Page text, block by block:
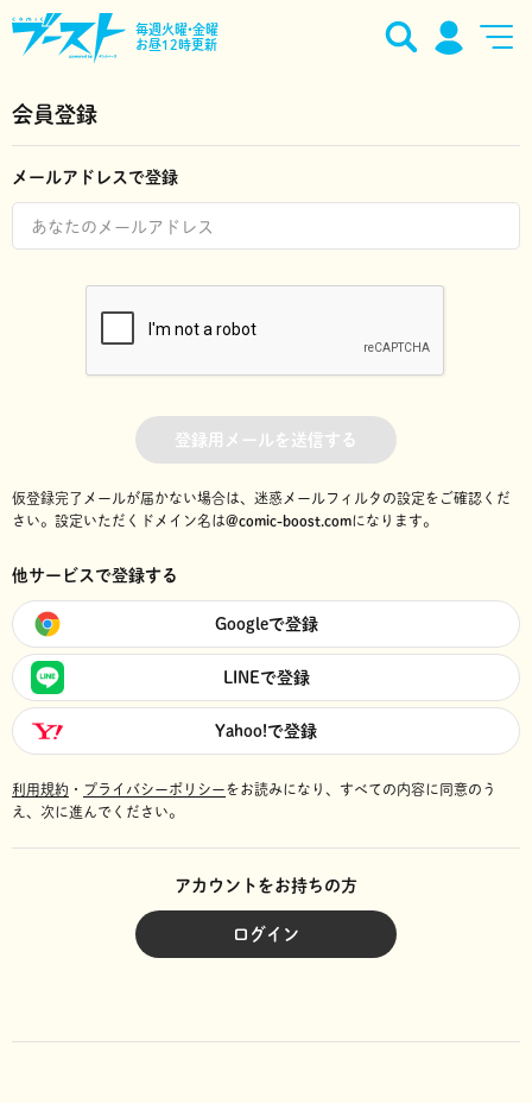
毎週火曜•金曜
お昼12時更新
会員登録
メールアドレスで登録
登録用メールを送信する
仮登録完了メールが届かない場合は、迷惑メールフィルタの設定をご確認くだ
さい。 設定いただくドメイン名は@comic-boost.comになります。
他サービスで登録する
Googleで登録
LINEで登録
Yahoo!で登録
利用規約 ・ プライバシーポリシーをお読みになり、 すべての内容に同意のう
え、次に進んでください。
アカウントをお持ちの方
ログイン